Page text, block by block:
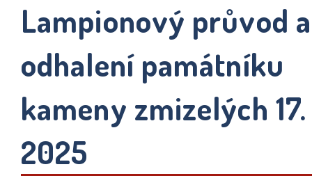
Lampionový průvod a
odhalení památníku
kameny zmizelých 17.
2025